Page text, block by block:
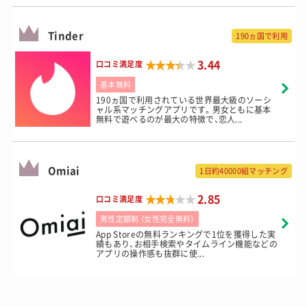
Tinder 190ヵ国で利用
口コミ満足度 ★★★★★
★★★★★3.44
基本無料
190ヵ国で利用されている世界最大級のソーシ
ャル系マッチングアプリです。男女ともに基本
無料で遊べるのが最大の特徴で、恋人...
Omiai 1日約40000組マッチング
口コミ満足度 ★★★★★
★★★★★2.85
男性定額制 （女性完全無料）
App Storeの無料ランキングで1位を獲得した実
績もあり、お相手検索やタイムライン機能などの
アプリの操作感も抜群に使...